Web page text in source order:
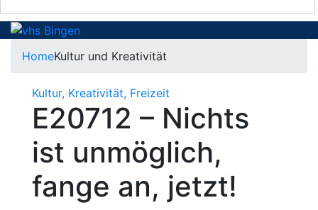
HomeKultur und Kreativität
Kultur, Kreativität, Freizeit
E20712 – Nichts
ist unmöglich,
fange an, jetzt!